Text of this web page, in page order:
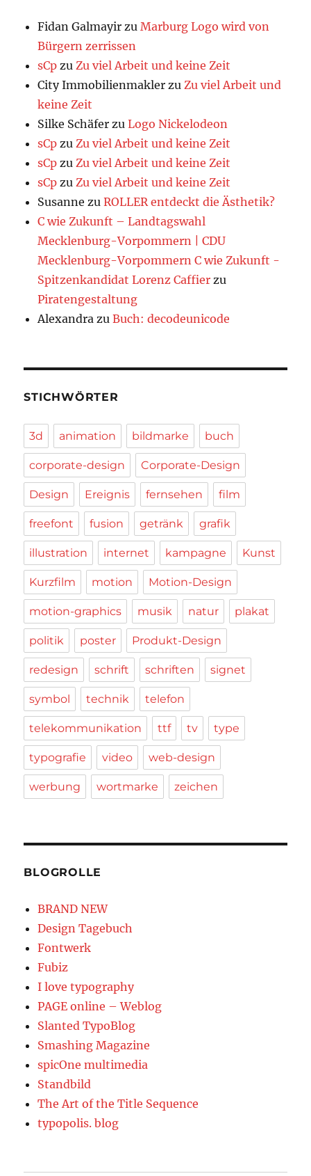
Fidan Galmayir zu Marburg Logo wird von
Bürgern zerrissen
sCp zu Zu viel Arbeit und keine Zeit
City Immobilienmakler zu Zu viel Arbeit und
keine Zeit
Silke Schäfer zuLogo Nickelodeon
sCp zu Zu viel Arbeit und keine Zeit
sCp zu Zu viel Arbeit und keine Zeit
sCp zu Zu viel Arbeit und keine Zeit
Susanne zuROLLER entdeckt die Ästhetik?
C wie Zukunft – Landtagswahl
Mecklenburg-Vorpommern | CDU
Mecklenburg-Vorpommern C wie Zukunft -
Spitzenkandidat Lorenz Caffier zu
Piratengestaltung
Alexandra zuBuch: decodeunicode
STICHWÖRTER
3d animation bildmarke buch
corporate-design Corporate-Design
Design Ereignis fernsehen film
freefont fusion getränk grafik
illustration internet kampagne Kunst
Kurzfilm motion Motion-Design
motion-graphics musik natur plakat
politik poster Produkt-Design
redesign schrift schriften signet
symbol technik telefon
telekommunikation ttf tv type
typografie video web-design
werbung wortmarke zeichen
BLOGROLLE
BRAND NEW
Design Tagebuch
Fontwerk
Fubiz
I love typography
PAGE online – Weblog
Slanted TypoBlog
Smashing Magazine
spicOne multimedia
Standbild
The Art of the Title Sequence
typopolis. blog